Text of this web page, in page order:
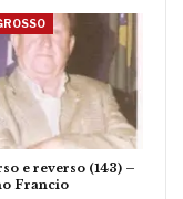
e reverso (143) –
Francio